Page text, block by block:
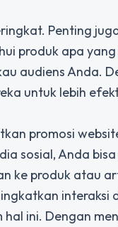
Penting
produk apa
audiens Anda.
untuk lebih
promosi
sosial, Anda
ke produk atau
interaksi
ini. Dengan